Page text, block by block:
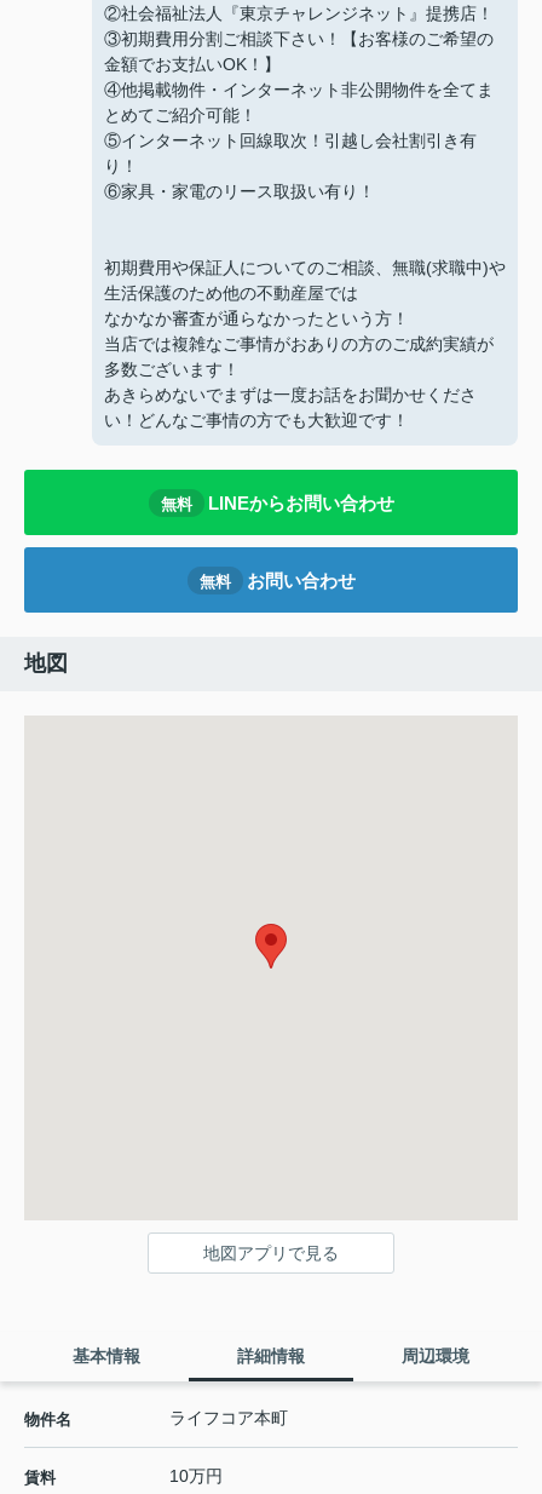
②社会福祉法人『東京チャレンジネット』提携店！
③初期費用分割ご相談下さい！【お客様のご希望の
金額でお支払いOK！】
④他掲載物件・インターネット非公開物件を全てま
とめてご紹介可能！
⑤インターネット回線取次！引越し会社割引き有
り！
⑥家具・家電のリース取扱い有り！
初期費用や保証人についてのご相談、無職(求職中)や
生活保護のため他の不動産屋では
なかなか審査が通らなかったという方！
当店では複雑なご事情がおありの方のご成約実績が
多数ございます！
あきらめないでまずは一度お話をお聞かせくださ
い！どんなご事情の方でも大歓迎です！
無料 LINEからお問い合わせ
無料 お問い合わせ
地図
地図アプリで見る
基本情報 詳細情報 周辺環境
物件名 ライフコア本町
賃料 10万円